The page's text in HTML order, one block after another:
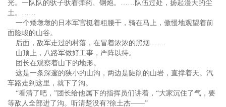
光。一队队的驮子驮着弹药、钢炮。……队伍过处，扬起漫天的尘
土。……
一个矮墩墩的日本军官挺着粗腰干，骑在马上，傲慢地观望着前
面险峻的山谷。
后面，敌军走过的村落，在冒着浓浓的黑烟……
山顶上，八路军做好工事，严阵以待。
团长在观察着山下的地形。
这是一条深邃的狭小的山沟，两边是陡削的山岩，直撑着天。汽
车路走到这里，就下了沟。
“看清了吧，”团长给他属下的指挥员们讲着，“大家沉住了气，要
等敌人全部进了沟。听清楚没有?徐土杰——”